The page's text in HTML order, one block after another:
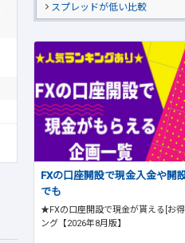
スプレッドが低い比較
FXの口座開設で現金入金や開
でも
★FXの口座開設で現金が貰える[お
ング【2026年8月版】